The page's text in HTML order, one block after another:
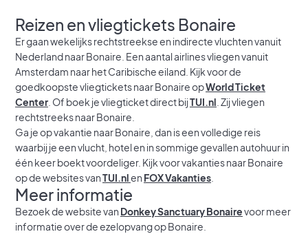
Reizen en vliegtickets Bonaire
Er gaan wekelijks rechtstreekse en indirecte vluchten vanuit
Nederland naar Bonaire. Een aantal airlines vliegen vanuit
Amsterdam naar het Caribische eiland. Kijk voor de
goedkoopste vliegtickets naar Bonaire opWorld Ticket
Center . Of boek je vliegticket direct bijTUI.nl . Zij vliegen
rechtstreeks naar Bonaire.
Ga je op vakantie naar Bonaire, dan is een volledige reis
waarbij je een vlucht, hotel en in sommige gevallen autohuur in
één keer boekt voordeliger. Kijk voor vakanties naar Bonaire
op de websites vanTUI.nlen FOX Vakanties
Meer informatie
Bezoek de website van Donkey Sanctuary Bonairevoor meer
informatie over de ezelopvang op Bonaire.